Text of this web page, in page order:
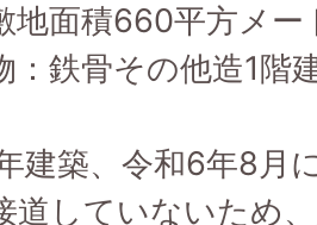
地面積660平方メー
：鉄骨その他造1階
建築、令和6年8月
道していないため